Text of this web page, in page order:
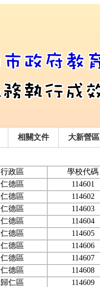
相關文件 大新營區
行政區 學校代碼
仁德區 114601
仁德區 114602
仁德區 114603
仁德區 114604
仁德區 114605
仁德區 114606
仁德區 114607
仁德區 114608
歸仁區 114609